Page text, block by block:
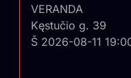
VERANDA
Kęstučio g. 39
Š 2026-08-11